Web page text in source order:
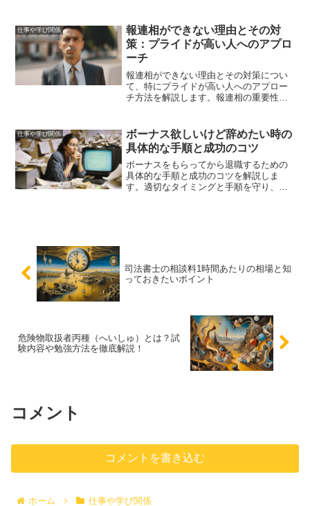
仕事や学び関係
報連相ができない理由とその対
策：プライドが高い人へのアプロ
ーチ
報連相ができない理由とその対策につい
て、特にプライドが高い人へのアプロー
チ方法を解説します。報連相の重要性を
仕事や学び関係
ボーナス欲しいけど辞めたい時の
具体的な手順と成功のコツ
ボーナスをもらってから退職するための
具体的な手順と成功のコツを解説しま
す。適切なタイミングと手順を守り、円
司法書士の相談料1時間あたりの相場と知
っておきたいポイント
危険物取扱者丙種（へいしゅ）とは？試
験内容や勉強方法を徹底解説！
コメント
コメントを書き込む
ホーム 仕事や学び関係